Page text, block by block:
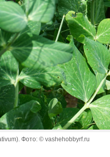
Фото: © vashehobbyrf.ru